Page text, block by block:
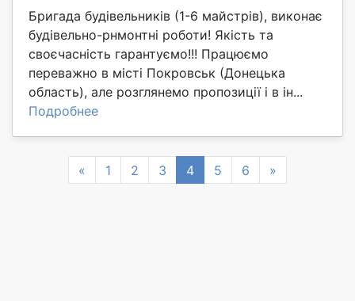
Бригада будівельників (1-6 майстрів), виконає
будівельно-рнмонтні роботи! Якість та
своєчасність гарантуємо!!! Працюємо
переважно в місті Покровськ (Донецька
область), але розглянемо пропозиції і в ін...
Подробнее
« Previous
1 2 3 4 5 6 »